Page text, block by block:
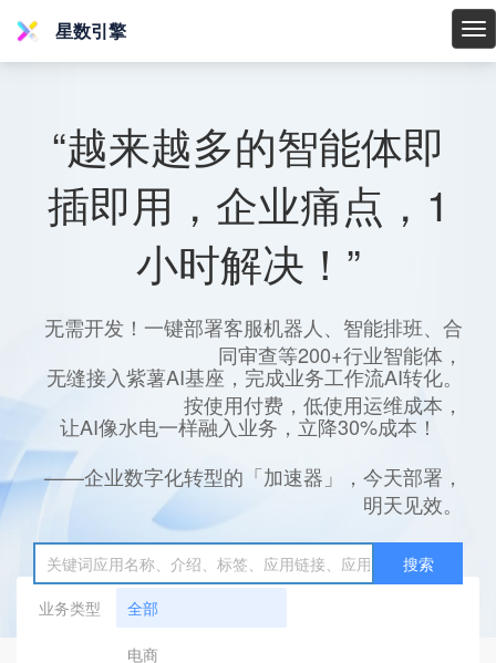
星
星数引擎
“越来越多的智能体即
插即用，企业痛点，1
小时解决！”
无需开发！一键部署客服机器人、智能排班、合
同审查等200+行业智能体，
无缝接入紫薯AI基座，完成业务工作流AI转化。
按使用付费，低使用运维成本，
让AI像水电一样融入业务，立降30%成本！
——企业数字化转型的「加速器」，今天部署，
明天见效。
搜索
业务类型
全部
电商